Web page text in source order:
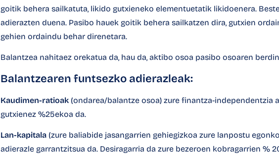
goitik behera sailkatuta, likido gutxieneko elementuetatik likidoenera.
adierazten duena. Pasibo hauek goitik behera sailkatzen dira, gutxien
gehien ordaindu behar direnetara.
Balantzea nahitaez orekatua da, hau da, aktibo osoa pasibo osoaren
Balantzearen funtsezko adierazleak:
Kaudimen-ratioak (ondarea/balantze osoa) zure finantza-independentzia
gutxienez %25ekoa da.
Lan-kapitala (zure baliabide jasangarrien gehiegizkoa zure lanpostu
adierazle garrantzitsua da. Desiragarria da zure bezeroen kobragarrien %